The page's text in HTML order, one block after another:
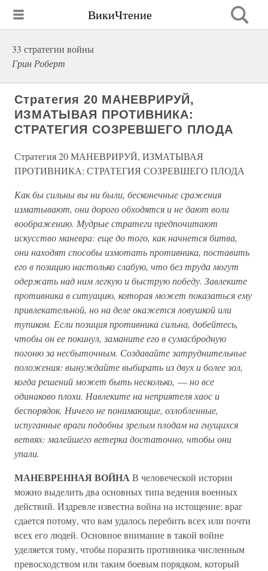
ВикиЧтение
33 стратегии войны
Грин Роберт
Стратегия 20 МАНЕВРИРУЙ,
ИЗМАТЫВАЯ ПРОТИВНИКА:
СТРАТЕГИЯ СОЗРЕВШЕГО ПЛОДА
Стратегия 20 МАНЕВРИРУЙ, ИЗМАТЫВАЯ
ПРОТИВНИКА: СТРАТЕГИЯ СОЗРЕВШЕГО ПЛОДА
Как бы сильны вы ни были, бесконечные сражения
изматывают, они дорого обходятся и не дают воли
воображению. Мудрые стратеги предпочитают
искусство маневра: еще до того, как начнется битва,
они находят способы измотать противника, поставить
его в позицию настолько слабую, что без труда могут
одержать над ним легкую и быструю победу. Завлеките
противника в ситуацию, которая может показаться ему
привлекательной, но на деле окажется ловушкой или
тупиком. Если позиция противника сильна, добейтесь,
чтобы он ее покинул, заманите его в сумасбродную
погоню за несбыточным. Создавайте затруднительные
положения: вынуждайте выбирать из двух и более зол,
когда решений может быть несколько, —но все
одинаково плохи. Навлеките на неприятеля хаос и
беспорядок. Ничего не понимающие, озлобленные,
испуганные враги подобны зрелым плодам на гнущихся
ветвях: малейшего ветерка достаточно, чтобы они
упали.
МАНЕВРЕННАЯ ВОЙНАВ человеческой истории
можно выделить два основных типа ведения военных
действий. Издревле известна война на истощение: враг
сдается потому, что вам удалось перебить всех или почти
всех его людей. Основное внимание в такой войне
уделяется тому, чтобы поразить противника численным
превосходством или таким боевым порядком, который